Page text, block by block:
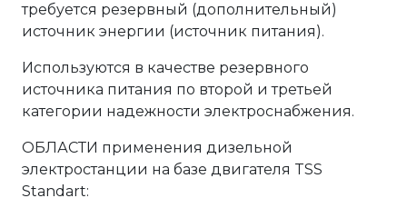
требуется резервный (дополнительный)
источник энергии (источник питания).
Используются в качестве резервного
источника питания по второй и третьей
категории надежности электроснабжения.
ОБЛАСТИ применения дизельной
электростанции на базе двигателя TSS
Standart: